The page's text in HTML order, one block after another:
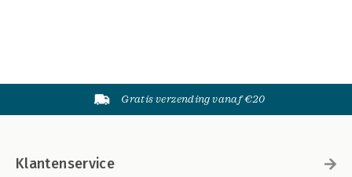
Gratis verzending vanaf €20
Klantenservice